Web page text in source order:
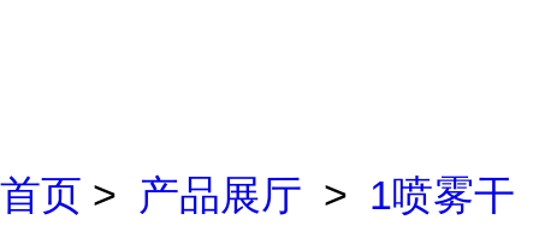
首页 > 产品展厅 > 1喷雾干